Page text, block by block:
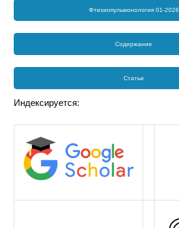
Фтизиопульмонология 01-2026
Содержание
Статьи
Индексируется: